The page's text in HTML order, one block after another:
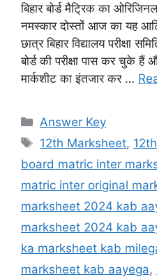
बिहार बोर्ड मैट्रिक का
नमस्कार दोस्तों आज का यह
छात्र बिहार विद्यालय परीक्षा
बोर्ड की परीक्षा पास कर चुके
मार्कशीट का इंतजार कर …
Categories
Answer Key
Tags
12th Marksheet,
board matric inter
matric inter original
marksheet 2024 kab
marksheet 2024 kab
ka marksheet kab
marksheet kab aayega,